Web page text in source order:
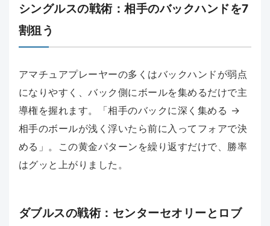
シングルスの戦術：相手のバックハンドを7
割狙う
アマチュアプレーヤーの多くはバックハンドが弱点
になりやすく、バック側にボールを集めるだけで主
導権を握れます。「相手のバックに深く集める →
相手のボールが浅く浮いたら前に入ってフォアで決
める」。この黄金パターンを繰り返すだけで、勝率
はグッと上がりました。
ダブルスの戦術：センターセオリーとロブ